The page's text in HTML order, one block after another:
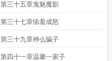
第三十五章鬼魅魔影
第三十七章恼羞成怒
第三十九章神么骗子
第四十一章温馨一家子